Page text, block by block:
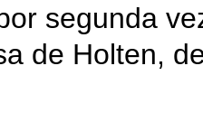
segunda
de Holten,